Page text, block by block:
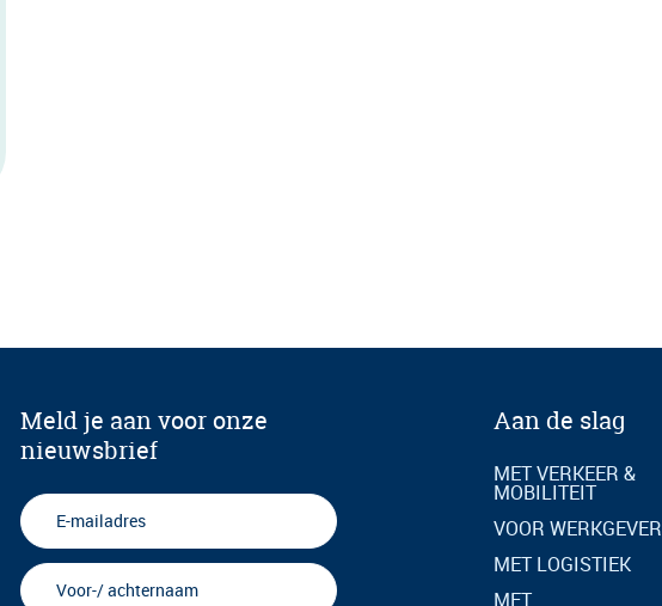
Meld je aan voor onze
nieuwsbrief
Aan de slag
MET VERKEER &
MOBILITEIT
VOOR
MET LOGISTIEK
MET